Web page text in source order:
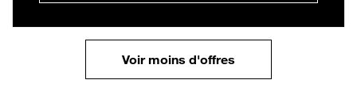
Voir moins d'offres